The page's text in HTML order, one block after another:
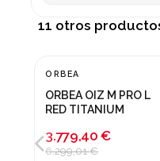
11 otros
-40%
ORBEA
ORBEA OIZ M PRO L
RED TITANIUM
3.779,40 €
6.299,01 €